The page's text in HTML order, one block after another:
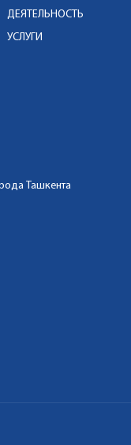
ДЕЯТЕЛЬНОСТЬ
УСЛУГИ
Ташкента